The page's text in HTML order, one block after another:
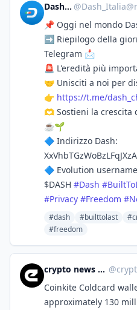
Dash_Italia @
📌 Oggi nel mondo
➡️ Riepilogo della
Telegram 📩
🚨 L'eredità più
🤝 Unisciti a noi per
👉 https://t.me/
🫶 Sostieni la crescita
☕️🌱
🔷 Indirizzo Dash:
🔷 Evolution
$DASH #Dash #
#Privacy #Freedom #
#dash #builttolast
#freedom
crypto news 🧠 eicker.crypto @
Coinkite Coldcard
approximately 130